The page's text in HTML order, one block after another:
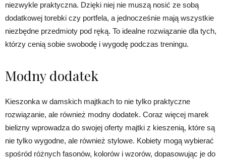
niezwykle praktyczna. Dzięki niej nie muszą nosić ze sobą
dodatkowej torebki czy portfela, a jednocześnie mają wszystkie
niezbędne przedmioty pod ręką. To idealne rozwiązanie dla tych,
którzy cenią sobie swobodę i wygodę podczas treningu.
Modny dodatek
Kieszonka w damskich majtkach to nie tylko praktyczne
rozwiązanie, ale również modny dodatek. Coraz więcej marek
bielizny wprowadza do swojej oferty majtki z kieszenią, które są
nie tylko wygodne, ale również stylowe. Kobiety mogą wybierać
spośród różnych fasonów, kolorów i wzorów, dopasowując je do